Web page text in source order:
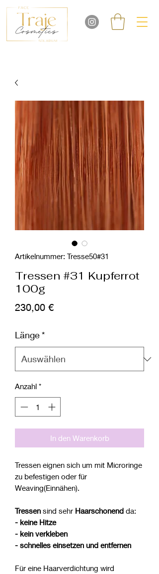
Artikelnummer: Tresse50#31
Tressen #31 Kupferrot
100g
230,00 €Preis
Länge*
Anzahl *
In den Warenkorb
Tressen eignen sich um mit Microringe
zu befestigen oder für
Weaving(Einnähen).
Tressen sind sehr Haarschonend da:
- keine Hitze
- kein verkleben
- schnelles einsetzen und entfernen
Für eine Haarverdichtung wird